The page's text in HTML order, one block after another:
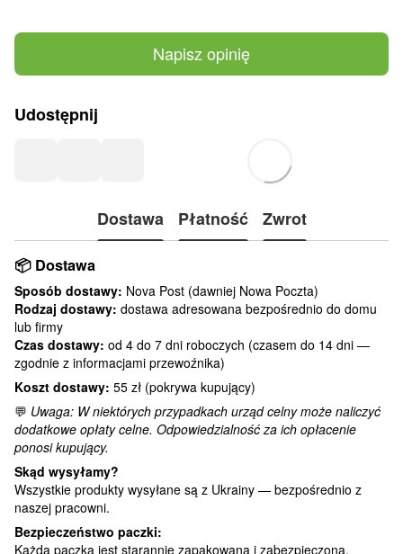
Napisz opinię
Udostępnij
Dostawa Płatność Zwrot
📦 Dostawa
Sposób dostawy: Nova Post (dawniej Nowa Poczta)
Rodzaj dostawy: dostawa adresowana bezpośrednio do domu
lub firmy
Czas dostawy: od 4 do 7 dni roboczych (czasem do 14 dni —
zgodnie z informacjami przewoźnika)
Koszt dostawy: 55 zł (pokrywa kupujący)
💬 Uwaga: W niektórych przypadkach urząd celny może naliczyć
dodatkowe opłaty celne. Odpowiedzialność za ich opłacenie
ponosi kupujący.
Skąd wysyłamy?
Wszystkie produkty wysyłane są z Ukrainy — bezpośrednio z
naszej pracowni.
Bezpieczeństwo paczki:
Każda paczka jest starannie zapakowana i zabezpieczona.